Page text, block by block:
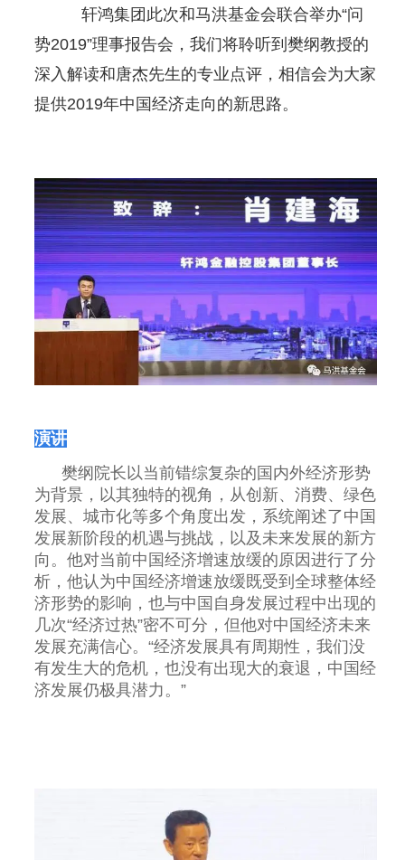
轩鸿集团此次和马洪基金会联合举办“问
势2019”理事报告会，我们将聆听到樊纲教授的
深入解读和唐杰先生的专业点评，相信会为大家
提供2019年中国经济走向的新思路。
演讲
樊纲院长以当前错综复杂的国内外经济形势
为背景，以其独特的视角，从创新、消费、绿色
发展、城市化等多个角度出发，系统阐述了中国
发展新阶段的机遇与挑战，以及未来发展的新方
向。他对当前中国经济增速放缓的原因进行了分
析，他认为中国经济增速放缓既受到全球整体经
济形势的影响，也与中国自身发展过程中出现的
几次“经济过热”密不可分，但他对中国经济未来
发展充满信心。“经济发展具有周期性，我们没
有发生大的危机，也没有出现大的衰退，中国经
济发展仍极具潜力。”